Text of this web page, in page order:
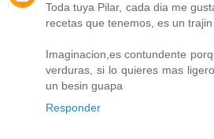
Toda tuya Pilar, cada dia me
recetas que tenemos, es un
Imaginacion,es contundente
verduras, si lo quieres mas
un besin guapa
Responder